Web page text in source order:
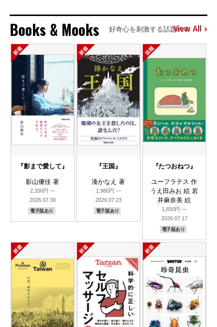
Books & Mooks 好奇心を刺激する話題の本
View All
『影まで愛して』
影山優佳 著
2,200円 —
2026.07.30
電子版あり
『王国』
湊かなえ 著
1,980円 —
2026.07.23
電子版あり
『たつおねつ』
ユーフラテス 作
うえ田みお 絵 若
井麻奈美 絵
1,650円 —
2026.07.17
電子版あり